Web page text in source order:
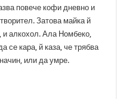
повече кофи дневно и
Затова майка й
и алкохол. Ала Номбеко,
се кара, й каза, че трябва
или да умре.